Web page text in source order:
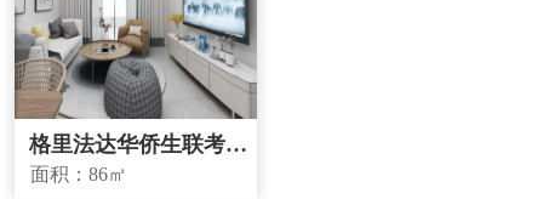
格里法达华侨生联考学
校学区房
面积：86㎡